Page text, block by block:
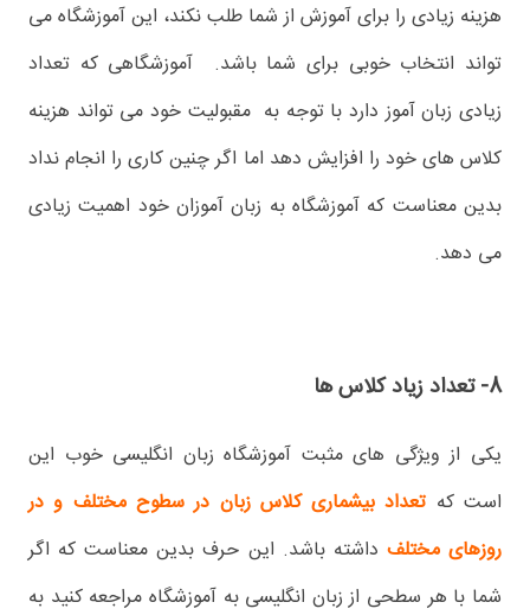
هزینه زیادی را برای آموزش از شما طلب نکند، این آموزشگاه می
تواند انتخاب خوبی برای شما باشد. آموزشگاهی که تعداد
زیادی زبان آموز دارد با توجه به مقبولیت خود می تواند هزینه
کلاس های خود را افزایش دهد اما اگر چنین کاری را انجام نداد
بدین معناست که آموزشگاه به زبان آموزان خود اهمیت زیادی
می دهد.
8- تعداد زیاد کلاس ها
یکی از ویژگی های مثبت آموزشگاه زبان انگلیسی خوب این
است که تعداد بیشماری کلاس زبان در سطوح مختلف و در
روزهای مختلف داشته باشد. این حرف بدین معناست که اگر
شما با هر سطحی از زبان انگلیسی به آموزشگاه مراجعه کنید به